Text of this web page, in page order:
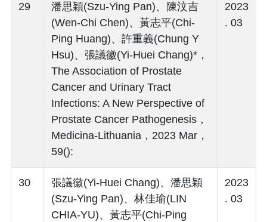
29
潘思穎(Szu-Ying Pan)、陳汶吉
(Wen-Chi Chen)、黃志平(Chi-
Ping Huang)、許重義(Chung Y
Hsu)、張議徽(Yi-Huei Chang)*，
The Association of Prostate
Cancer and Urinary Tract
Infections: A New Perspective of
Prostate Cancer Pathogenesis，
Medicina-Lithuania，2023 Mar，
59():
2023
. 03
30
張議徽(Yi-Huei Chang)、潘思穎
(Szu-Ying Pan)、林佳瑜(LIN
CHIA-YU)、黃志平(Chi-Ping
2023
. 03